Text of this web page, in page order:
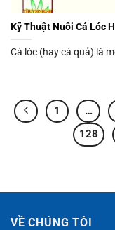
Kỹ Thuật Nuôi Cá Lóc
Cá lóc (hay cá quả) là
1 …
128
VỀ CHÚNG TÔI